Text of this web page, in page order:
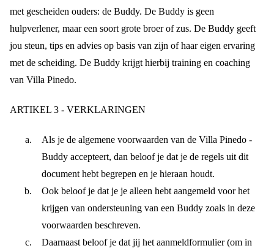
met gescheiden ouders: de Buddy. De Buddy is geen
hulpverlener, maar een soort grote broer of zus. De Buddy geeft
jou steun, tips en advies op basis van zijn of haar eigen ervaring
met de scheiding. De Buddy krijgt hierbij training en coaching
van Villa Pinedo.
ARTIKEL 3 - VERKLARINGEN
Als je de algemene voorwaarden van de Villa Pinedo -
Buddy accepteert, dan beloof je dat je de regels uit dit
document hebt begrepen en je hieraan houdt.
Ook beloof je dat je je alleen hebt aangemeld voor het
krijgen van ondersteuning van een Buddy zoals in deze
voorwaarden beschreven.
Daarnaast beloof je dat jij het aanmeldformulier (om in